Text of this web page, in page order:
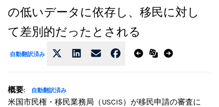
の低いデータに依存し、移民に対し
て差別的だったとされる
自動翻訳済み
概要: 自動翻訳済み
米国市民権・移民業務局（USCIS）が移民申請の審査に